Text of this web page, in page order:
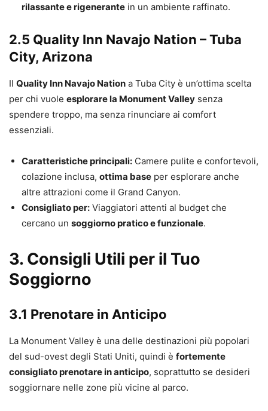
rilassante e rigenerante in un ambiente raffinato.
2.5 Quality Inn Navajo Nation – Tuba
City, Arizona
Il Quality Inn Navajo Nation a Tuba City è un’ottima scelta
per chi vuole esplorare la Monument Valley senza
spendere troppo, ma senza rinunciare ai comfort
essenziali.
Caratteristiche principali: Camere pulite e confortevoli,
colazione inclusa, ottima base per esplorare anche
altre attrazioni come il Grand Canyon.
Consigliato per: Viaggiatori attenti al budget che
cercano un soggiorno pratico e funzionale.
3. Consigli Utili per il Tuo
Soggiorno
3.1 Prenotare in Anticipo
La Monument Valley è una delle destinazioni più popolari
del sud-ovest degli Stati Uniti, quindi è fortemente
consigliato prenotare in anticipo, soprattutto se desideri
soggiornare nelle zone più vicine al parco.